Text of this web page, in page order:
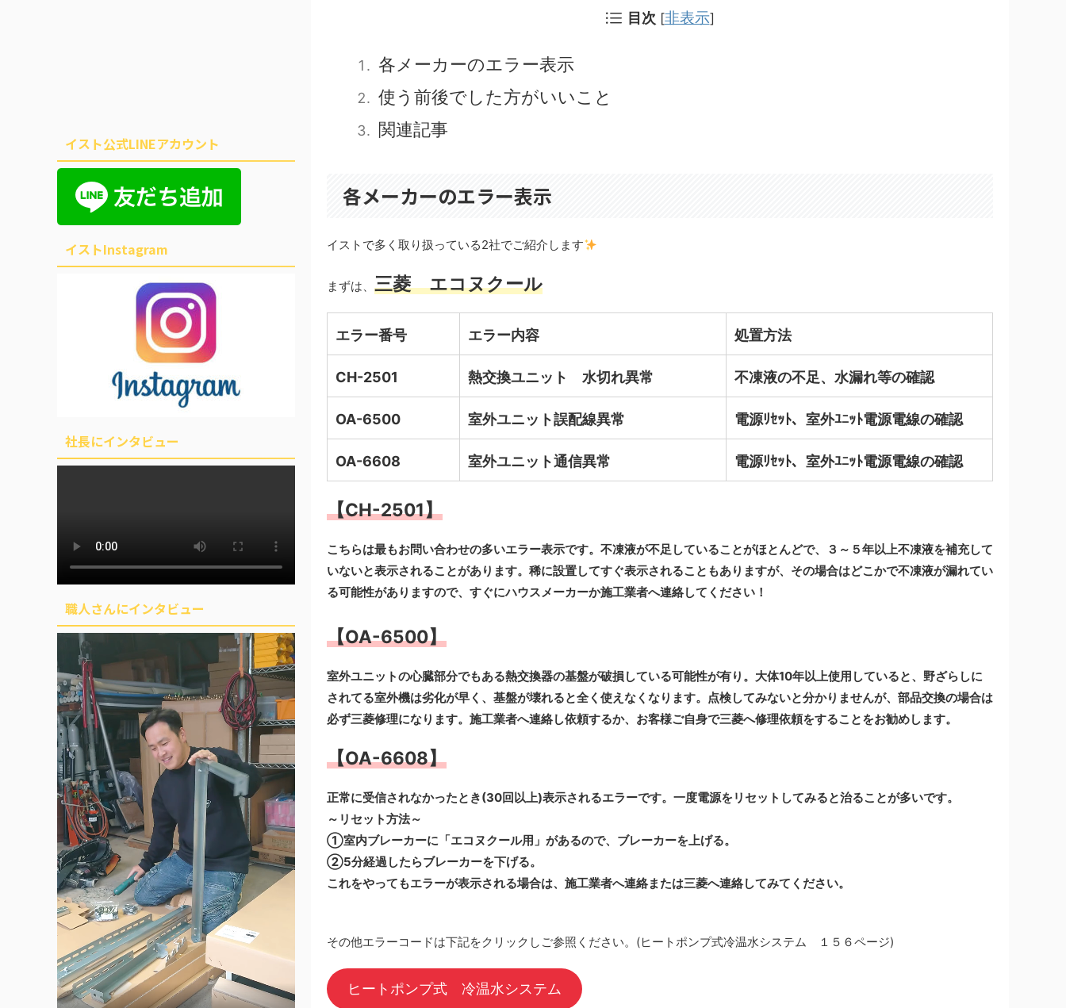
目次 [非表示]
各メーカーのエラー表示
使う前後でした方がいいこと
関連記事
各メーカーのエラー表示
イストで多く取り扱っている2社でご紹介します
まずは、 三菱 エコヌクール
エラー番号 エラー内容 処置方法
CH-2501 熱交換ユニット 水切れ異常 不凍液の不足、水漏れ等の確認
OA-6500 室外ユニット誤配線異常 電源ﾘｾｯﾄ、 室外ﾕﾆｯﾄ電源電線の確認
OA-6608 室外ユニット通信異常 電源ﾘｾｯﾄ、室外ﾕﾆｯﾄ電源電線の確認
【CH-2501】
こちらは最もお問い合わせの多いエラー表示です。不凍液が不足していることがほとんどで、３～５年以上不凍液を補充して
いないと表示されることがあります。稀に設置してすぐ表示されることもありますが、その場合はどこかで不凍液が漏れてい
る可能性がありますので、すぐにハウスメーカーか施工業者へ連絡してください！
【OA-6500】
室外ユニットの心臓部分でもある熱交換器の基盤が破損している可能性が有り。大体10年以上使用していると、野ざらしに
されてる室外機は劣化が早く、基盤が壊れると全く使えなくなります。点検してみないと分かりませんが、部品交換の場合は
必ず三菱修理になります。施工業者へ連絡し依頼するか、お客様ご自身で三菱へ修理依頼をすることをお勧めします。
【OA-6608】
正常に受信されなかったとき(30回以上)表示されるエラーです。一度電源をリセットしてみると治ることが多いです。
～リセット方法～
①室内ブレーカーに「エコヌクール用」があるので、ブレーカーを上げる。
②5分経過したらブレーカーを下げる。
これをやってもエラーが表示される場合は、施工業者へ連絡または三菱へ連絡してみてください。
その他エラーコードは下記をクリックしご参照ください。(ヒートポンプ式冷温水システム １５６ページ)
ヒートポンプ式 冷温水システム
イスト公式LINEアカウント
イストInstagram
社長にインタビュー
職人さんにインタビュー